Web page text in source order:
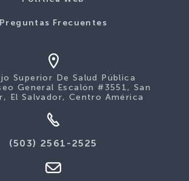
Preguntas Frecuentes
Superior De Salud Pública
General Escalón #3551, San
El Salvador, Centro América
(503) 2561-2525